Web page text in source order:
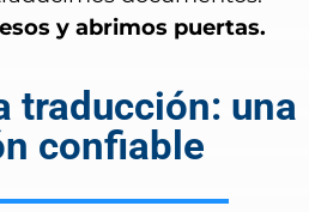
y abrimos puertas.
traducción: una
confiable